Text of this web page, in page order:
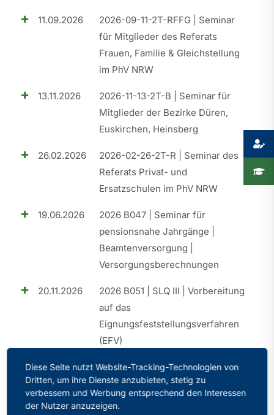
11.09.2026
2026-09-11-2T-RFFG | Seminar
für Mitglieder des Referats
Frauen, Familie & Gleichstellung
im PhV NRW
13.11.2026
2026-11-13-2T-B | Seminar für
Mitglieder der Bezirke Düren,
Euskirchen, Heinsberg
26.02.2026
2026-02-26-2T-R | Seminar des
Referats Privat- und
Ersatzschulen im PhV NRW
19.06.2026
2026 B047 | Seminar für
pensionsnahe Jahrgänge |
Beamtenversorgung |
Versorgungsberechnungen
20.11.2026
2026 B051 | SLQ III | Vorbereitung
auf das
Eignungsfeststellungsverfahren
(EFV)
25.09.2026
2026 B049 | SLQ II | Elemente der
praktischen Umsetzung
18.09.2026
2026 B050 | Perspektive A15 |
Diese Seite nutzt Website-Tracking-Technologien von
Dritten, um ihre Dienste anzubieten, stetig zu
verbessern und Werbung entsprechend den Interessen
der Nutzer anzuzeigen.